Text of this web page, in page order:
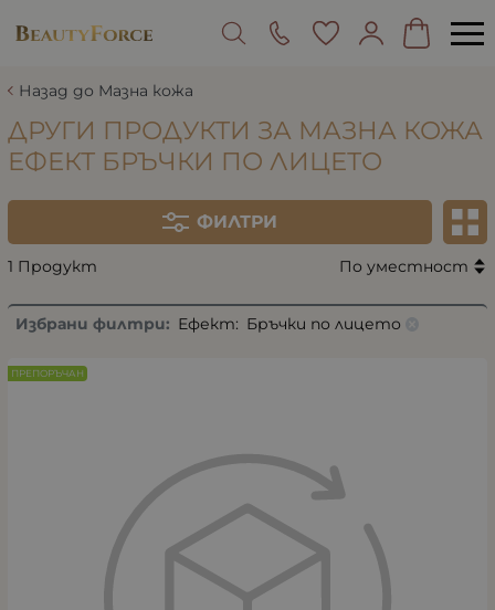
Назад до Мазна кожа
ДРУГИ ПРОДУКТИ ЗА МАЗНА КОЖА
ЕФЕКТ БРЪЧКИ ПО ЛИЦЕТО
ФИЛТРИ
1 Продукт По уместност
Избрани филтри: Ефект: Бръчки по лицето
ПРЕПОРЪЧАН